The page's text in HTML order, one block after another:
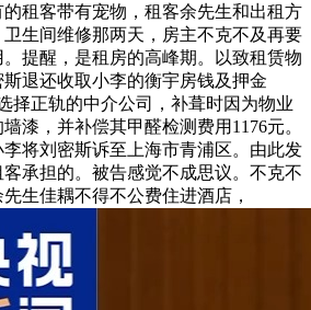
租客带有宠物，租客余先生和出租方
生间维修那两天，房主不克不及再要
提醒，是租房的高峰期。以致租赁物
退还收取小李的衡宇房钱及押金
择正轨的中介公司，补葺时因为物业
漆，并补偿其甲醛检测费用1176元。
将刘密斯诉至上海市青浦区。由此发
承担的。被告感觉不成思议。不克不
生佳耦不得不公费住进酒店，